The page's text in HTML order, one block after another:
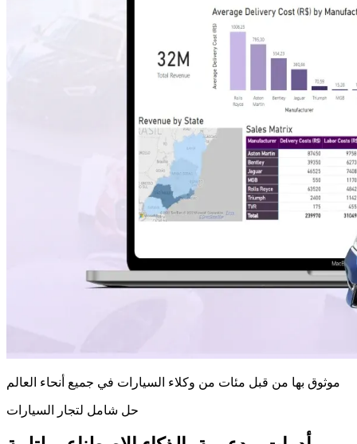
موثوق بها من قبل مئات من وكلاء السيارات في جميع أنحاء العالم
حل شامل لتجار السيارات